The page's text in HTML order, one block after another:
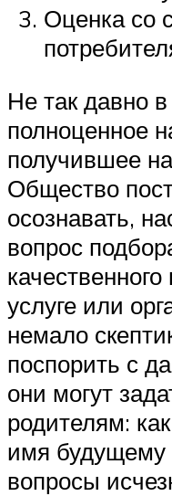
Оценка со
Не так давно
полноценное
получившее
Общество
осознавать,
вопрос
услуге или
немало
поспорить с
они могут
родителям:
имя будущему
вопросы